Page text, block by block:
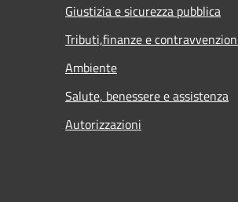
Giustizia e sicurezza pubblica
Tributi,finanze e
Ambiente
Salute, benessere e assistenza
Autorizzazioni